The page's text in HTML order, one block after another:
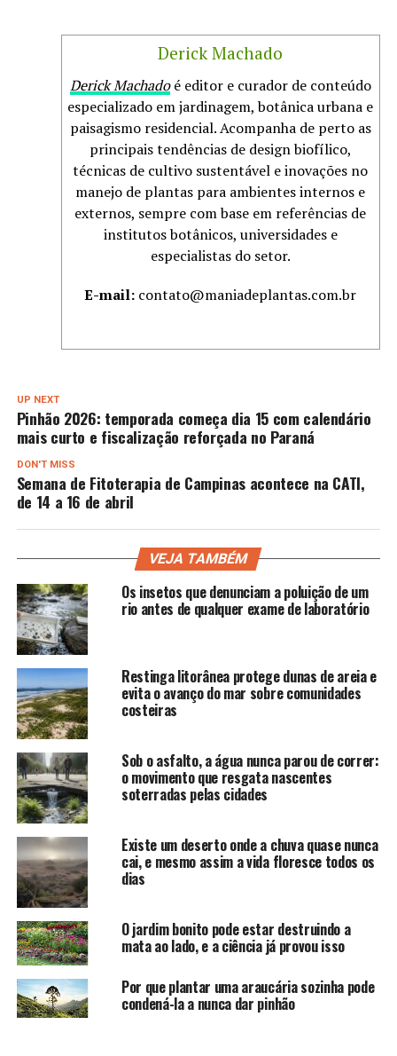
Derick Machado
Derick Machadoé editor e curador de conteúdo
especializado em jardinagem, botânica urbana e
paisagismo residencial. Acompanha de perto as
principais tendências de design biofílico,
técnicas de cultivo sustentável e inovações no
manejo de plantas para ambientes internos e
externos, sempre com base em referências de
institutos botânicos, universidades e
especialistas do setor.
E-mail: contato@maniadeplantas.com.br
UP NEXT
Pinhão 2026: temporada começa dia 15 com calendário
mais curto e fiscalização reforçada no Paraná
DON'T MISS
Semana de Fitoterapia de Campinas acontece na CATI,
de 14 a 16 de abril
VEJA TAMBÉM
Os insetos que denunciam a poluição de um
rio antes de qualquer exame de laboratório
Restinga litorânea protege dunas de areia e
evita o avanço do mar sobre comunidades
costeiras
Sob o asfalto, a água nunca parou de correr:
o movimento que resgata nascentes
soterradas pelas cidades
Existe um deserto onde a chuva quase nunca
cai, e mesmo assim a vida floresce todos os
dias
O jardim bonito pode estar destruindo a
mata ao lado, e a ciência já provou isso
Por que plantar uma araucária sozinha pode
condená-la a nunca dar pinhão